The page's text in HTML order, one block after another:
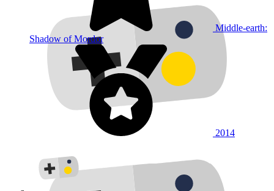
Middle-earth:
Shadow of Mordor
2014